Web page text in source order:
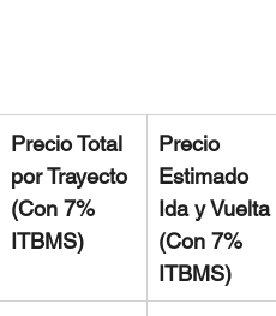
Precio Total
por Trayecto
(Con 7%
ITBMS)
Precio
Estimado
Ida y Vuelta
(Con 7%
ITBMS)